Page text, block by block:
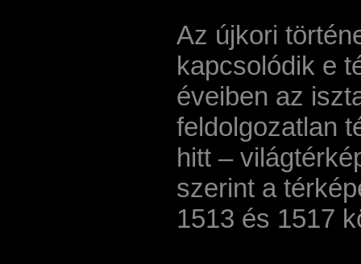
Az újkori
kapcsolódik e
éveiben az
feldolgozatlan
hitt –
szerint a
1513 és 1517